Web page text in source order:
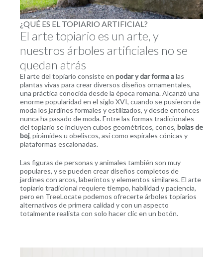
¿QUÉ ES EL TOPIARIO ARTIFICIAL?
El arte topiario es un arte, y
nuestros árboles artificiales no se
quedan atrás
El arte del topiario consiste en podar y dar forma alas
plantas vivas para crear diversos diseños ornamentales,
una práctica conocida desde la época romana. Alcanzó una
enorme popularidad en el siglo XVI, cuando se pusieron de
moda los jardines formales y estilizados, y desde entonces
nunca ha pasado de moda. Entre las formas tradicionales
del topiario se incluyen cubos geométricos, conos, bolas de
boj, pirámides u obeliscos, así como espirales cónicas y
plataformas escalonadas.
Las figuras de personas y animales también son muy
populares, y se pueden crear diseños completos de
jardines con arcos, laberintos y elementos similares. El arte
topiario tradicional requiere tiempo, habilidad y paciencia,
pero en TreeLocate podemos ofrecerte árboles topiarios
alternativos de primera calidad y con un aspecto
totalmente realista con solo hacer clic en un botón.